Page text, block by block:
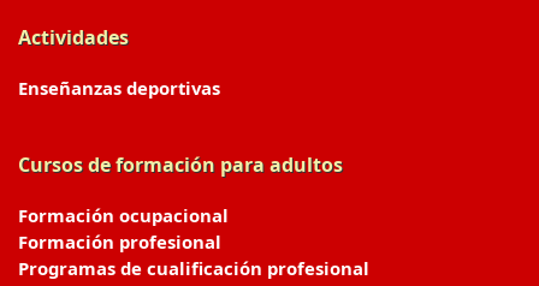
Actividades
Enseñanzas deportivas
Cursos de formación para adultos
Formación ocupacional
Formación profesional
Programas de cualificación profesional